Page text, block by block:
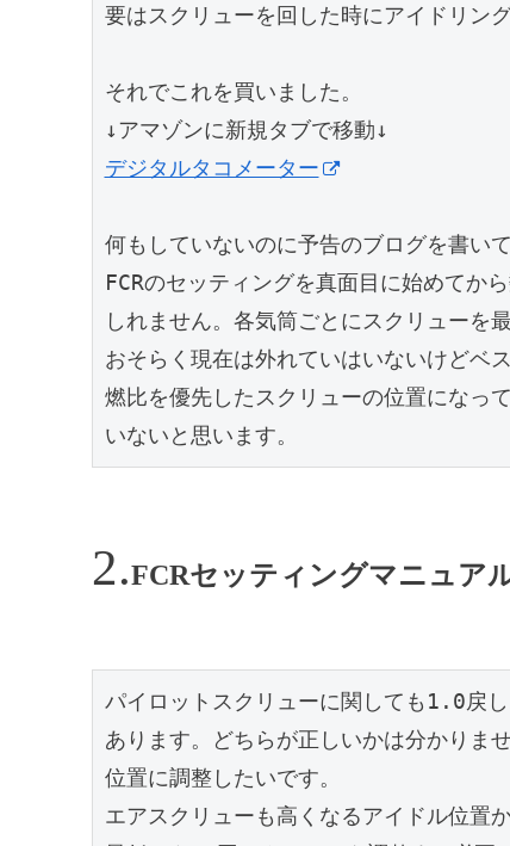
要はスクリューを回した時にアイドリン
それでこれを買いました。
デジタルタコメーター
何もしていないのに予告のブログを書い
FCRのセッティングを真面目に始めてか
しれません。各気筒ごとにスクリューを
おそらく現在は外れていはいないけどベ
燃比を優先したスクリューの位置になっ
いないと思います。
FCRセッティングマニュア
パイロットスクリューに関しても1.0戻
あります。どちらが正しいかは分かりま
位置に調整したいです。
エアスクリューも高くなるアイドル位置